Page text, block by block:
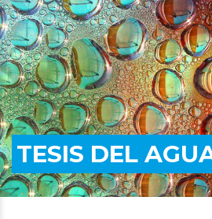
TESIS DEL